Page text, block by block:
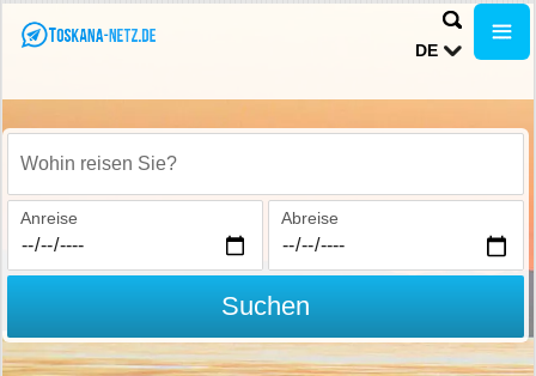
DE
Wohin reisen Sie?
Anreise Abreise
Suchen